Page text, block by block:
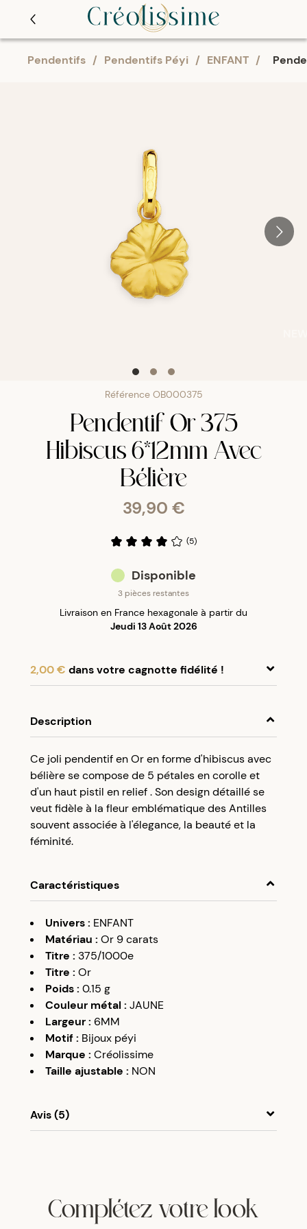
Pendentifs / Pendentifs Péyi / ENFANT /
Référence OB000375
Pendentif Or 375
Hibiscus 6*12mm Avec
Bélière
39,90 €
(5)
Disponible
3 pièces restantes
Livraison en France hexagonale à partir du
Jeudi 13 Août 2026
2,00 € dans votre cagnotte fidélité !
compte client et cumulez 5% de vos achats dans
votre cagnotte fidélité sans minimum d’achat.
Utilisez votre cagnotte de fidélité dès votre
prochaine commande à partir de 50€ d’achats.
Description
Ce joli pendentif en Or en forme d'hibiscus avec
bélière se compose de 5 pétales en corolle et
d'un haut pistil en relief . Son design détaillé se
veut fidèle à la fleur emblématique des Antilles
souvent associée à l'élegance, la beauté et la
féminité.
Caractéristiques
Univers: ENFANT
Matériau : Or 9 carats
Titre : 375/1000e
Titre : Or
Poids: 0.15 g
Couleur métal: JAUNE
Largeur: 6MM
Motif: Bijoux péyi
Marque : Créolissime
Taille ajustable : NON
Avis (5)
27/02/20
Complétez votre look